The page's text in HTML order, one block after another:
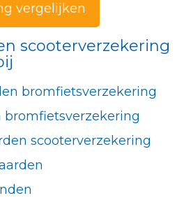
vergelijken
scooterverzekering
bromfietsverzekering
bromfietsverzekering
scooterverzekering